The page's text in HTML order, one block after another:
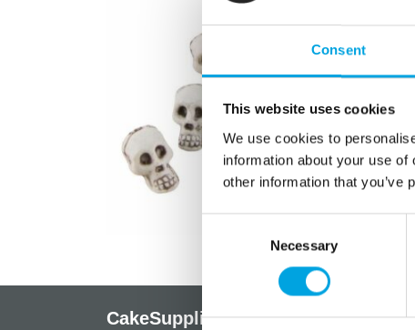
Consent
This website uses cookies
We use cookies to
information about your use
other information that you’ve
Necessary
CakeSupplies Nordics Info